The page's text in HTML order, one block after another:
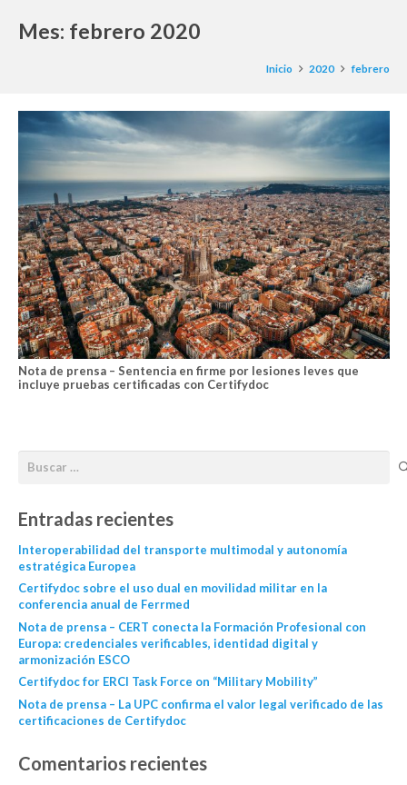
Mes: febrero 2020
Inicio 2020 febrero
Nota de prensa – Sentencia en firme por lesiones leves que
incluye pruebas certificadas con Certifydoc
Entradas recientes
Interoperabilidad del transporte multimodal y autonomía
estratégica Europea
Certifydoc sobre el uso dual en movilidad militar en la
conferencia anual de Ferrmed
Nota de prensa – CERT conecta la Formación Profesional con
Europa: credenciales verificables, identidad digital y
armonización ESCO
Certifydoc for ERCI Task Force on “Military Mobility”
Nota de prensa – La UPC confirma el valor legal verificado de las
certificaciones de Certifydoc
Comentarios recientes